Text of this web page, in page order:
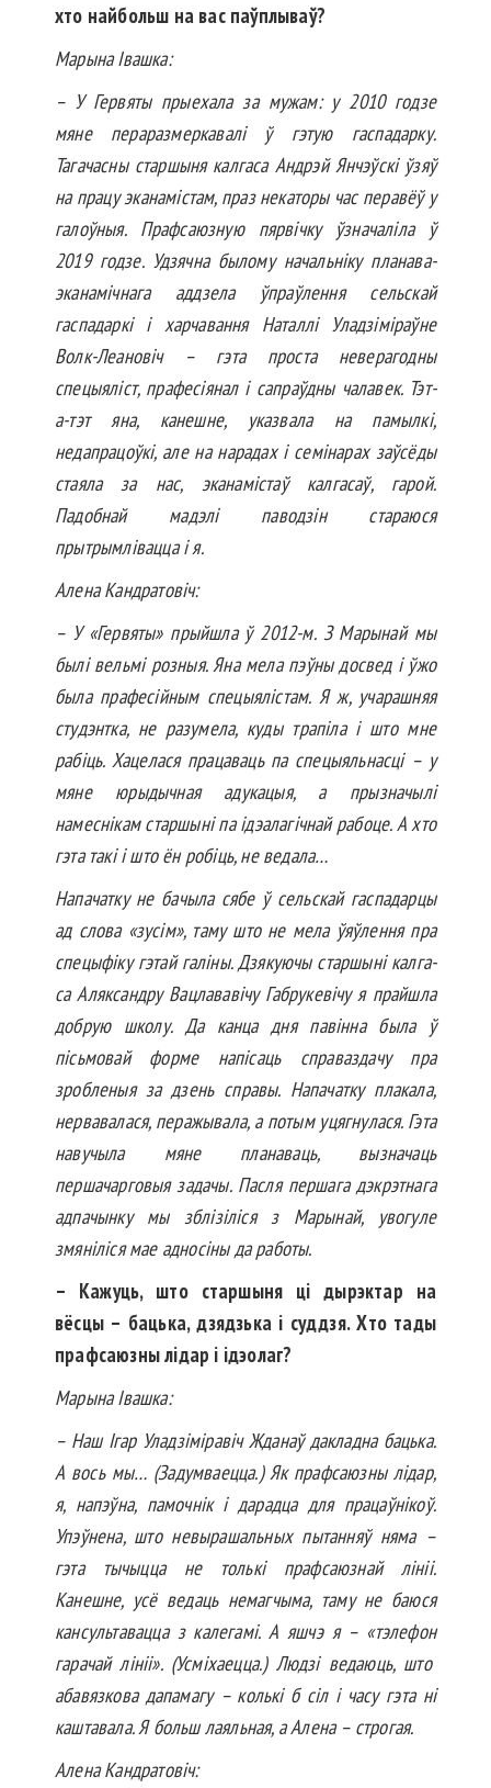
хто найбольш на вас паў­плываў?
Марына Івашка:
– У Гервяты прыехала за мужам: у 2010 годзе
мяне пераразмеркавалі ў гэтую гаспадарку.
Тагачасны старшыня калгаса Андрэй Янчэўскі ўзяў
на працу эканамістам, праз некаторы час пера­вёў у
галоўныя. Прафсаюзную пярвічку ўзначаліла ў
2019 годзе. Удзячна былому начальніку планава-
эканамічнага аддзела ўпраў­лен­ня сельскай
гаспадаркі і харчавання Наталлі Уладзіміраўне
Волк-Леа­новіч – гэта проста неверагодны
спецыяліст, прафесіянал і сапраўдны чалавек. Тэт-
а-тэт яна, канешне, указвала на памылкі,
недапрацоўкі, але на нарадах і семінарах заўсёды
стаяла за нас, эканамістаў калгасаў, гарой.
Падобнай мадэлі паводзін стараюся
прытрымлівацца і я.
Алена Кандратовіч:
– У «Гервяты» прыйшла ў 2012-м. З Марынай мы
былі вельмі розныя. Яна мела пэўны досвед і ўжо
была прафесійным спецыялістам. Я ж, учарашняя
студэнтка, не разумела, куды трапіла і што мне
рабіць. Хацелася працаваць па спецыяльнасці – у
мяне юрыдычная адукацыя, а прызначылі
намеснікам старшыні па ідэалагічнай рабоце. А хто
гэта такі і што ён робіць, не ведала…
Напачатку не бачыла сябе ў сель­скай гаспадарцы
ад слова «зусім», таму што не мела ўяўлення пра
спецыфіку гэтай галіны. Дзякуючы старшыні калга­
са Аляксандру Вацлававічу Габрукевічу я прайшла
доб­рую школу. Да канца дня павінна была ў
пісьмовай форме напісаць справаздачу пра
зробленыя за дзень справы. Напачатку плакала,
нервавалася, перажывала, а потым уцягнулася. Гэта
навучыла мяне планаваць, вызначаць
першачарговыя задачы. Пасля першага дэкрэтнага
адпачынку мы зблізіліся з Марынай, увогуле
змяніліся мае адносіны да работы.
– Кажуць, што старшыня ці дырэктар на
вёсцы – бацька, дзядзька і суддзя. Хто тады
прафсаюзны лідар і ідэолаг?
Марына Івашка:
– Наш Ігар Уладзіміравіч Жданаў дак­ладна бацька.
А вось мы… (Задум­ваец­ца.) Як прафсаюзны лідар,
я, напэўна, памочнік і дарадца для пра­цаўнікоў.
Упэўнена, што невырашальных пы­танняў няма –
гэта тычыцца не толькі праф­саюзнай лініі.
Канешне, усё ведаць немагчыма, таму не баюся
кансультавацца з калегамі. А яшчэ я – «тэлефон
гарачай лініі». (Усміхаецца.) Людзі ведаюць, што
абавязкова дапамагу – колькі б сіл і часу гэта ні
каштавала. Я больш лаяльная, а Алена – строгая.
Алена Кандратовіч: